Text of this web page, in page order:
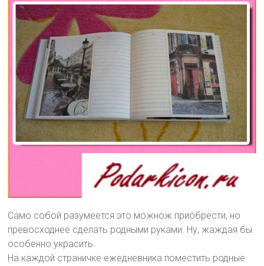
Само собой разумеется это можнож приобрести, но
превосходнее сделать родными руками. Ну, жаждая бы
особенно украсить.
На каждой страничке ежедневника поместить родные